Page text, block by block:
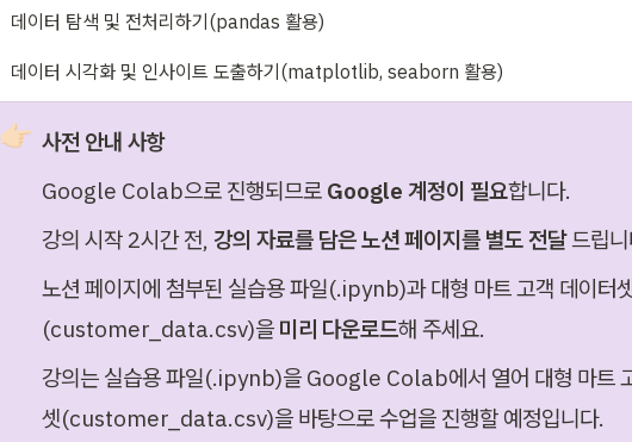
데이터 탐색 및 전처리하기(pandas 활용)
데이터 시각화 및 인사이트 도출하기(matplotlib, seaborn 활용)
👉🏻 사전 안내 사항
Google Colab으로 진행되므로 Google 계정이 필요합니다.
강의 시작 2시간 전, 강의 자료를 담은 노션 페이지를 별도 전달 드립
노션 페이지에 첨부된 실습용 파일(.ipynb)과 대형 마트 고객 데이터
(customer_data.csv)을 미리 다운로드해 주세요.
강의는 실습용 파일(.ipynb)을 Google Colab에서 열어 대형 마트
셋(customer_data.csv)을 바탕으로 수업을 진행할 예정입니다.